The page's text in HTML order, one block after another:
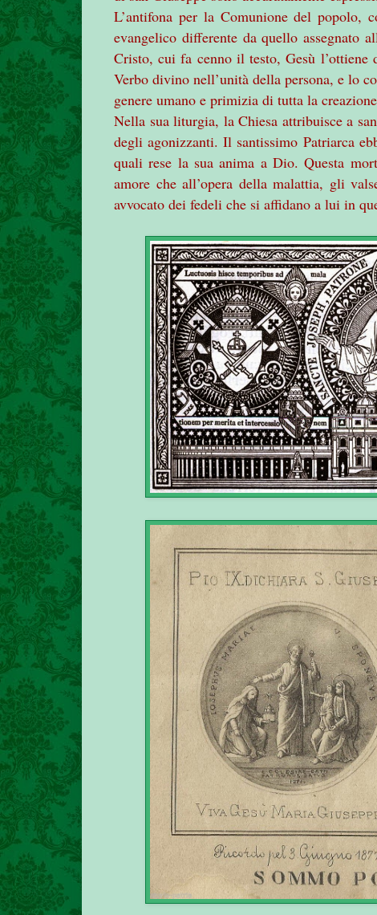
L’antifona per la Comunione del popolo,
evangelico differente da quello assegnato
Cristo, cui fa cenno il testo, Gesù l’ottiene
Verbo divino nell’unità della persona, e lo
genere umano e primizia di tutta la
Nella sua liturgia, la Chiesa attribuisce a
degli agonizzanti. Il santissimo Patriarca
quali rese la sua anima a Dio. Questa
amore che all’opera della malattia, gli
avvocato dei fedeli che si affidano a lui in